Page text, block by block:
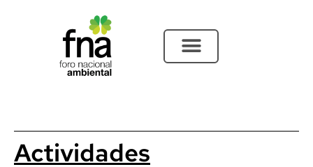
Actividades